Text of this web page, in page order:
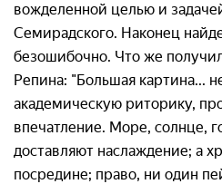
вожделенной целью и
Семирадского. Наконец
безошибочно. Что же
Репина: "Большая картина...
академическую риторику,
впечатление. Море, солнце,
доставляют наслаждение; а
посредине; право, ни один